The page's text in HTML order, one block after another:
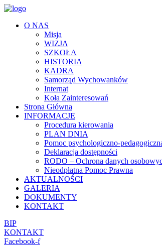
O NAS
Misja
WIZJA
SZKOŁA
HISTORIA
KADRA
Samorząd Wychowanków
Internat
Koła Zainteresowań
Strona Główna
INFORMACJE
Procedura kierowania
PLAN DNIA
Pomoc psychologiczno-
Deklaracja dostępności
RODO – Ochrona danych
Nieodpłatna Pomoc Prawna
AKTUALNOŚCI
GALERIA
DOKUMENTY
KONTAKT
BIP
KONTAKT
Facebook-f